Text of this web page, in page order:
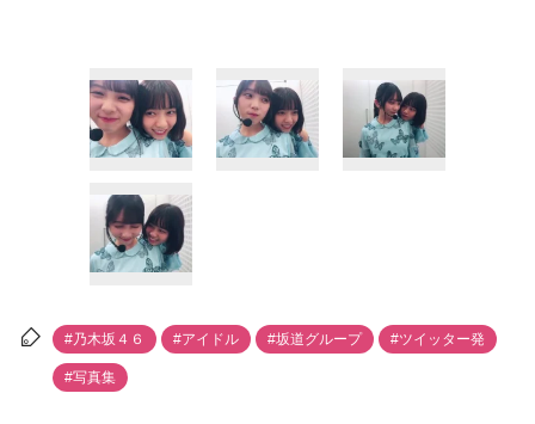
#乃木坂４６ #アイドル #坂道グループ #ツイッター発
#写真集